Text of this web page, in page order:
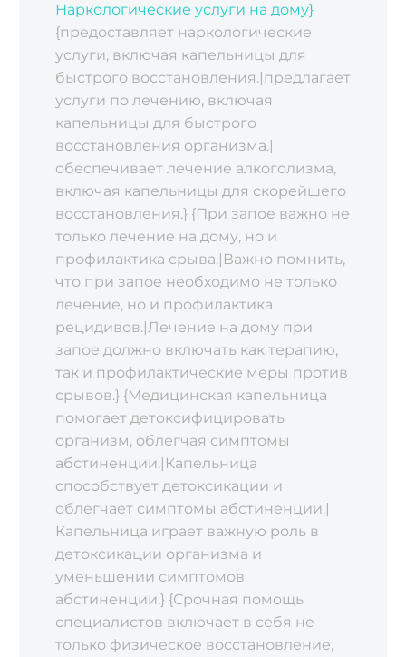
Наркологические услуги на дому}
{предоставляет наркологические
услуги‚ включая капельницы для
быстрого восстановления.|предлагает
услуги по лечению‚ включая
капельницы для быстрого
восстановления организма.|
обеспечивает лечение алкоголизма‚
включая капельницы для скорейшего
восстановления.} {При запое важно не
только лечение на дому‚ но и
профилактика срыва.|Важно помнить‚
что при запое необходимо не только
лечение‚ но и профилактика
рецидивов.|Лечение на дому при
запое должно включать как терапию‚
так и профилактические меры против
срывов.} {Медицинская капельница
помогает детоксифицировать
организм‚ облегчая симптомы
абстиненции.|Капельница
способствует детоксикации и
облегчает симптомы абстиненции.|
Капельница играет важную роль в
детоксикации организма и
уменьшении симптомов
абстиненции.} {Срочная помощь
специалистов включает в себя не
только физическое восстановление‚